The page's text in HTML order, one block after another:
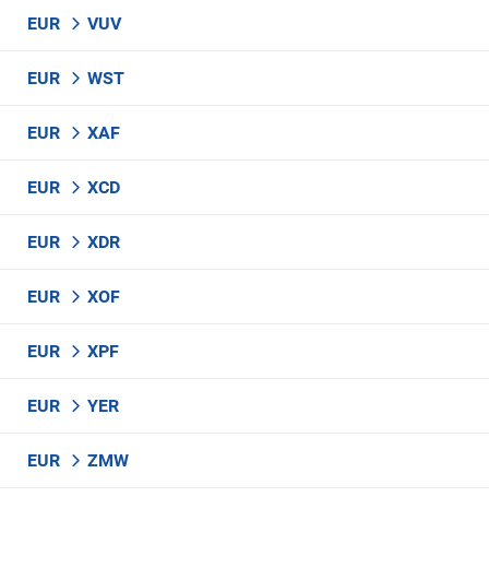
EUR VUV
EUR WST
EUR XAF
EUR XCD
EUR XDR
EUR XOF
EUR XPF
EUR YER
EUR ZMW